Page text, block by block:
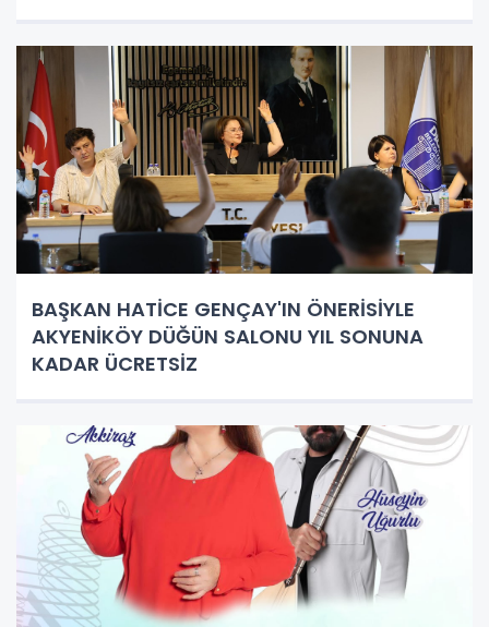
BAŞKAN HATİCE GENÇAY'IN ÖNERİSİYLE
AKYENİKÖY DÜĞÜN SALONU YIL SONUNA
KADAR ÜCRETSİZ